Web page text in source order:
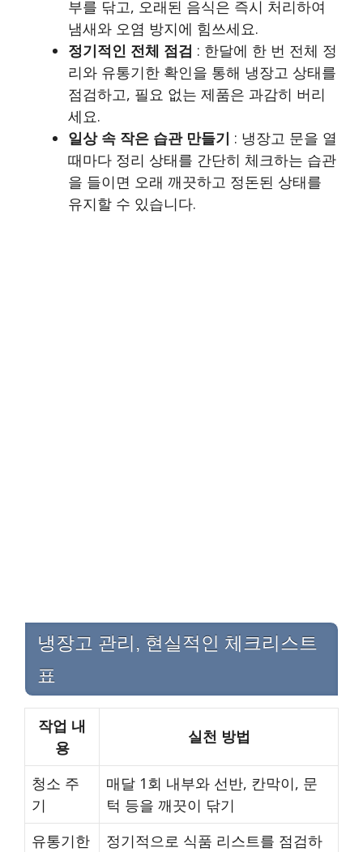
부를 닦고, 오래된 음식은 즉시 처리하여
냄새와 오염 방지에 힘쓰세요.
정기적인 전체 점검 : 한달에 한 번 전체 정
리와 유통기한 확인을 통해 냉장고 상태를
점검하고, 필요 없는 제품은 과감히 버리
세요.
일상 속 작은 습관 만들기 : 냉장고 문을 열
때마다 정리 상태를 간단히 체크하는 습관
을 들이면 오래 깨끗하고 정돈된 상태를
유지할 수 있습니다.
냉장고 관리, 현실적인 체크리스트
표
작업 내
용
실천 방법
청소 주
기
매달 1회 내부와 선반, 칸막이, 문
턱 등을 깨끗이 닦기
유통기한
정기적으로 식품 리스트를 점검하